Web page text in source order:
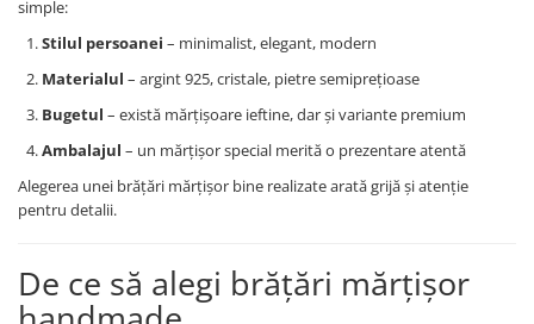
simple:
Stilul persoanei – minimalist, elegant, modern
Materialul – argint 925, cristale, pietre semiprețioase
Bugetul – există mărțișoare ieftine, dar și variante premium
Ambalajul – un mărțișor special merită o prezentare atentă
Alegerea unei brățări mărțișor bine realizate arată grijă și atenție
pentru detalii.
De ce să alegi brățări mărțișor